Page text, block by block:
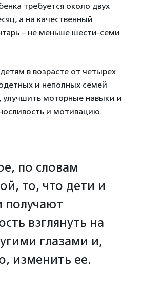
требуется около двух
а на качественный
– не меньше шести-семи
в возрасте от четырех
и неполных семей
улучшить моторные навыки и
и мотивацию.
по словам
то, что дети и
получают
взглянуть на
глазами и,
изменить ее.